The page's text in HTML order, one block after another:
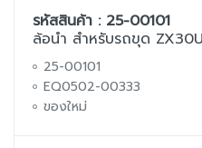
รหัสสินค้า : 25-00101
ล้อนำ สำหรับรถขุด
25-00101
EQ0502-00333
ของใหม่